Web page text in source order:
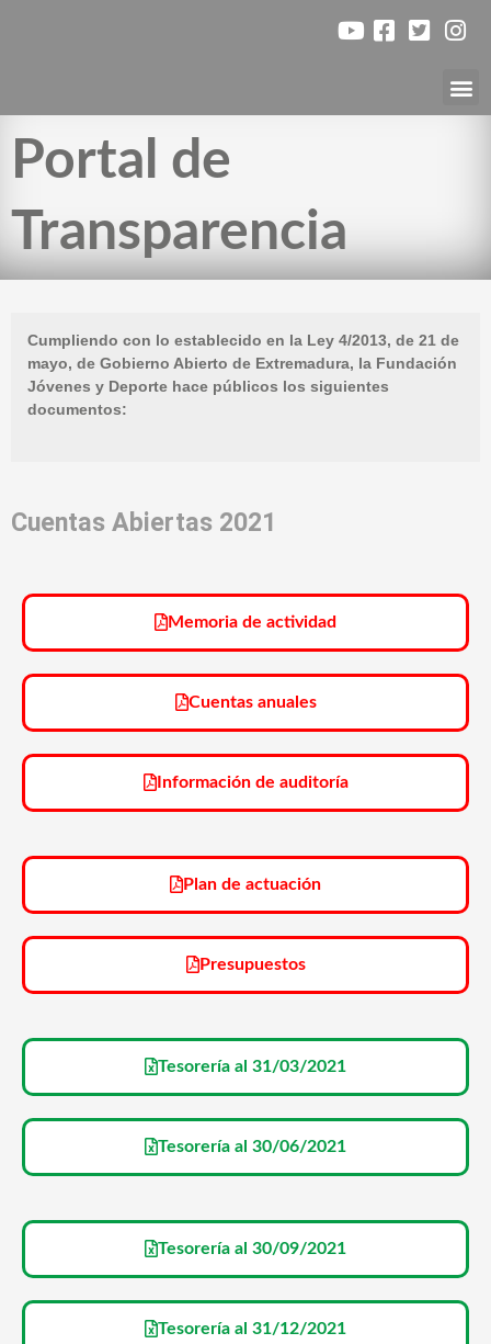
Portal de
Transparencia
Cumpliendo con lo establecido en la Ley 4/2013, de 21 de
mayo, de Gobierno Abierto de Extremadura, la Fundación
Jóvenes y Deporte hace públicos los siguientes
documentos:
Cuentas Abiertas 2021
Memoria de actividad
Cuentas anuales
Información de auditoría
Plan de actuación
Presupuestos
Tesorería al 31/03/2021
Tesorería al 30/06/2021
Tesorería al 30/09/2021
Tesorería al 31/12/2021